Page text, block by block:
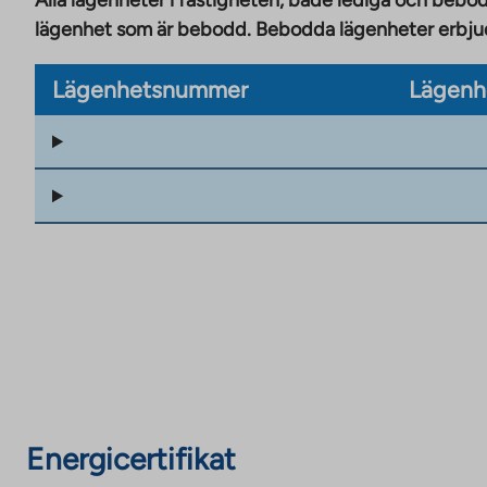
lägenhet som är bebodd. Bebodda lägenheter
Lägenhetsnummer
Energicertifikat